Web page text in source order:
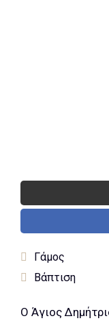
Γάμος
Βάπτιση
Ο Άγιος